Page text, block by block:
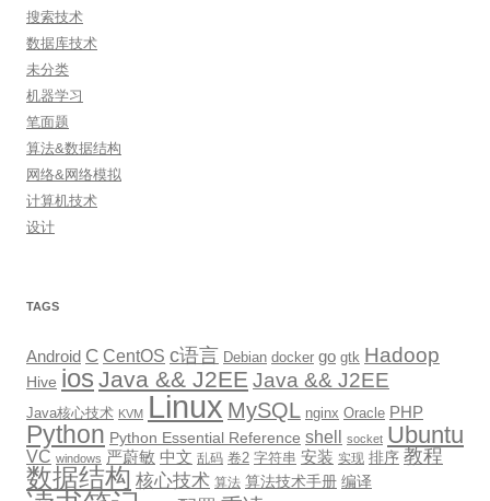
搜索技术
数据库技术
未分类
机器学习
笔面题
算法&数据结构
网络&网络模拟
计算机技术
设计
TAGS
Android C CentOS c语言 Debian docker go gtk Hadoop
Hive ios Java && J2EE Java && J2EE
Java核心技术 KVM Linux MySQL nginx Oracle PHP
Python Python Essential Reference shell socket Ubuntu
VC windows 严蔚敏 中文 乱码 卷2 字符串 安装 实现 排序 教程
数据结构 核心技术 算法 算法技术手册 编译